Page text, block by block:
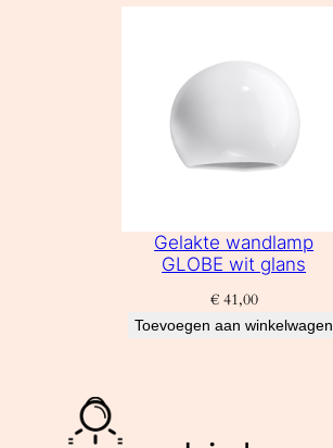
Gelakte wandlamp
GLOBE wit glans
€41,00
Toevoegen aan winkelwagen